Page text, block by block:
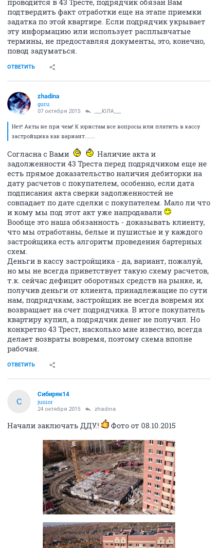
подтвердить факт отработки еще на этапе приемки
задатка по этой квартире. Если подрядчик укрывает
эту информацию или использует расплывчатые
термины, не предоставляя документы, это, конечно,
повод задуматься.
ОТВЕТИТЬ
zhadina
guru
07 октября 2015 ___ЮЛА___
Нет! Акты не при чем! К юристам все вопросы или платить в кассу
застройщика как вариант.......
Согласна с Вами
Наличие акта и
задолженности 43 Треста перед подрядчиком еще не
есть прямое доказательство наличия дебиторки на
дату расчетов с покупателем, особенно, если дата
подписания акта сверки задолженностей не
совпадает по дате сделки с покупателем. Мало ли что
и кому мы под этот акт уже напродавали
Вообще это наша обязанность - доказывать клиенту,
что мы отработаны, белые и пушистые и у каждого
застройщика есть алгоритм проведения бартерных
схем.
Деньги в кассу застройщика - да, вариант, пожалуй,
но мы не всегда приветствует такую схему расчетов,
т.к. сейчас дефицит оборотных средств на рынке, и,
получив деньги от клиента, принадлежащие по сути
нам, подрядчкам, застройщик не всегда вовремя их
возвращает на счет подрядчика. В итоге покупатель
квартиру купил, а подрядчик денег не получил. Но
конкретно 43 Трест, насколько мне известно, всегда
делает возвраты вовремя, поэтому схема вполне
рабочая.
ОТВЕТИТЬ
С
Сибиряк14
junior
24 октября 2015 zhadina
Начали заключать ДДУ.! Фото от 08.10.2015